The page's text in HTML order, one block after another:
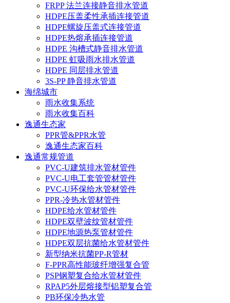
FRPP 法兰连接静音排水管道
HDPE压盖柔性承插连接管道
HDPE螺旋压盖式连接管道
HDPE热熔承插连接管道
HDPE 沟槽式静音排水管道
HDPE 虹吸雨水排水管道
HDPE 同层排水管道
3S-PP 静音排水管道
海绵城市
雨水收集系统
雨水收集百科
逸通生态家
PPR管&PPR水管
逸通生态家百科
逸通常规管道
PVC-U建筑排水管材管件
PVC-U电工套管管材管件
PVC-U环保给水管材管件
PPR-冷热水管材管件
HDPE给水管材管件
HDPE双壁波纹管材管件
HDPE地源热泵管材管件
HDPE双层抗菌给水管材管件
新型纳米抗菌PP-R管材
F-PPR高性能玻纤增强复合管
PSP钢塑复合给水管材管件
RPAP5外层熔接型铝塑复合管
PB环保冷热水管